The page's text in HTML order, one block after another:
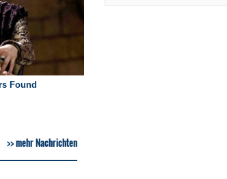
mehr Nachrichten